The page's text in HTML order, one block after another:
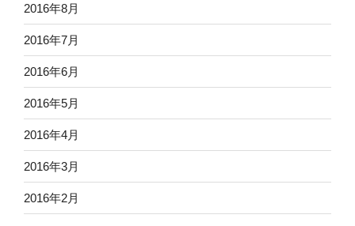
2016年8月
2016年7月
2016年6月
2016年5月
2016年4月
2016年3月
2016年2月